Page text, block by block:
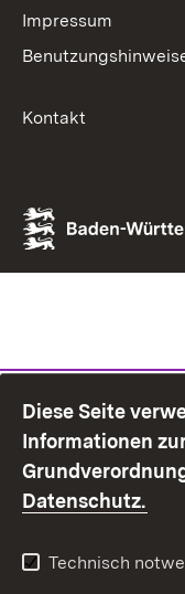
Impressum
Kontakt
Diese Seite
Informationen
Datenschutz.
Technisch